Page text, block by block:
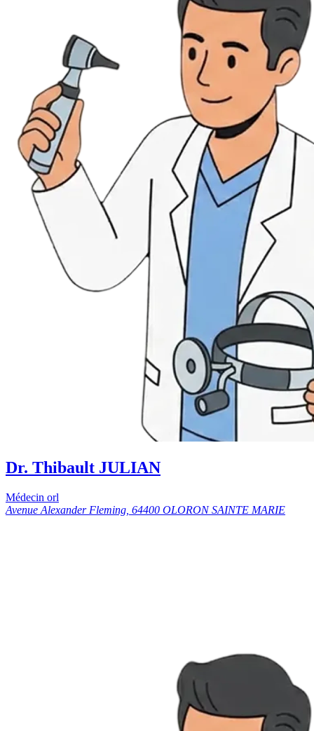
Dr. Thibault JULIAN
Médecin orl
Avenue Alexander Fleming, 64400 OLORON SAINTE MARIE